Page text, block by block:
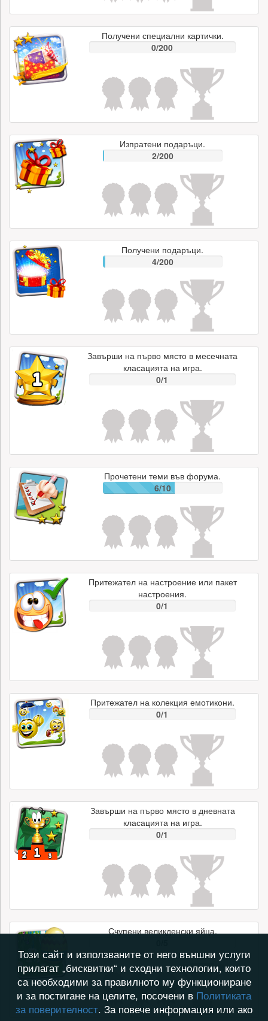
Получени специални картички.
0/200
Изпратени подаръци.
2/200
Получени подаръци.
4/200
Завърши на първо място в месечната
класацията на игра.
0/1
Прочетени теми във форума.
6/10
Притежател на настроение или пакет
настроения.
0/1
Притежател на колекция емотикони.
0/1
Завърши на първо място в дневната
класацията на игра.
0/1
Счупени великденски яйца.
Този сайт и използваните от него външни услуги
прилагат „бисквитки“ и сходни технологии, които
са необходими за правилното му функциониране
и за постигане на целите, посочени в Политиката
за поверителност. За повече информация или ако